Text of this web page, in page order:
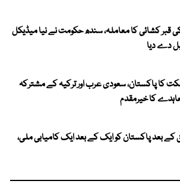
قبر کشائی کا معاملہ، سندھ حکومت نے نیا میڈیکل
دے دیا
کا پاکستان، سعودی عرب اور ترکیہ کے مشترکہ
کا خیرمقدم
کے بعد پاکستان کو ایک کے بعد ایک کامیابی ملی،